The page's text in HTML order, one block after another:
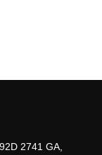
2741 GA,